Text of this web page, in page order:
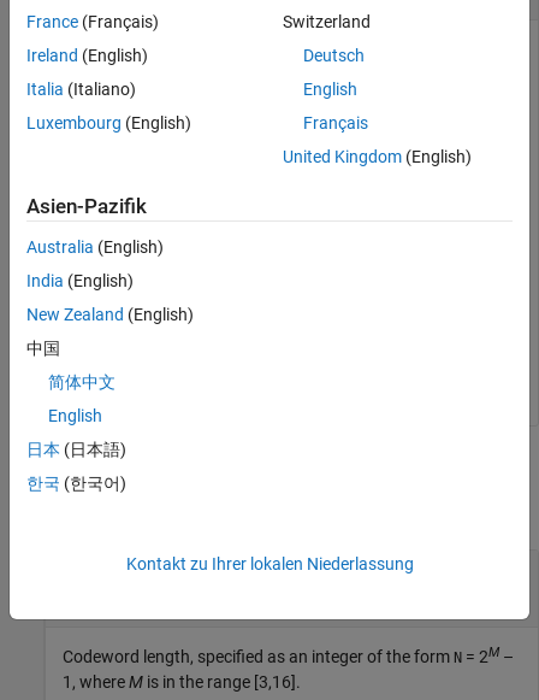
Generate polynomial coefficients for a (15,11) Reed-Solomon
code.
Generate the coefficients usingrsgenpolycoeffs.
genpoly = rsgenpolycoeffs(15,11)
Input Arguments
Codeword length
Codeword length, specified as an integer of the form N = 2M –
1, whereM is in the range [3,16].
France (Français)
Ireland (English)
Italia (Italiano)
Luxembourg (English)
Switzerland
Deutsch
English
Français
United Kingdom(English)
Asien-Pazifik
Australia (English)
India (English)
New Zealand (English)
中国
简体中文
English
日本 (日本語)
한국 (한국어)
Kontakt zu Ihrer lokalen Niederlassung